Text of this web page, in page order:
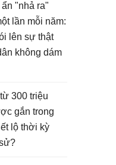
"nhả ra"
lần mỗi năm:
lên sự thật
không dám
300 triệu
gắn trong
lộ thời kỳ